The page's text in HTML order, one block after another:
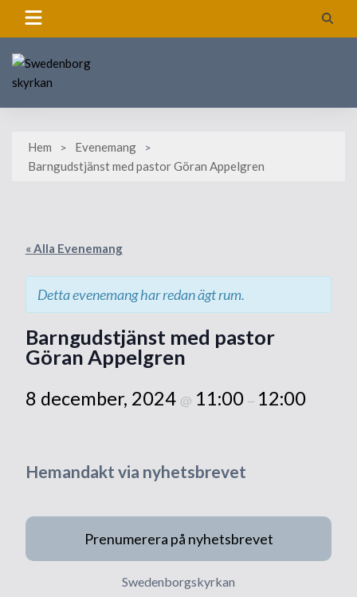
Hem
Evenemang
Barngudstjänst med pastor Göran Appelgren
« Alla Evenemang
Detta evenemang har redan ägt rum.
Barngudstjänst med pastor
Göran Appelgren
8 december, 2024 @ 11:00 – 12:00
Hemandakt via nyhetsbrevet
Prenumerera på nyhetsbrevet
Swedenborgskyrkan